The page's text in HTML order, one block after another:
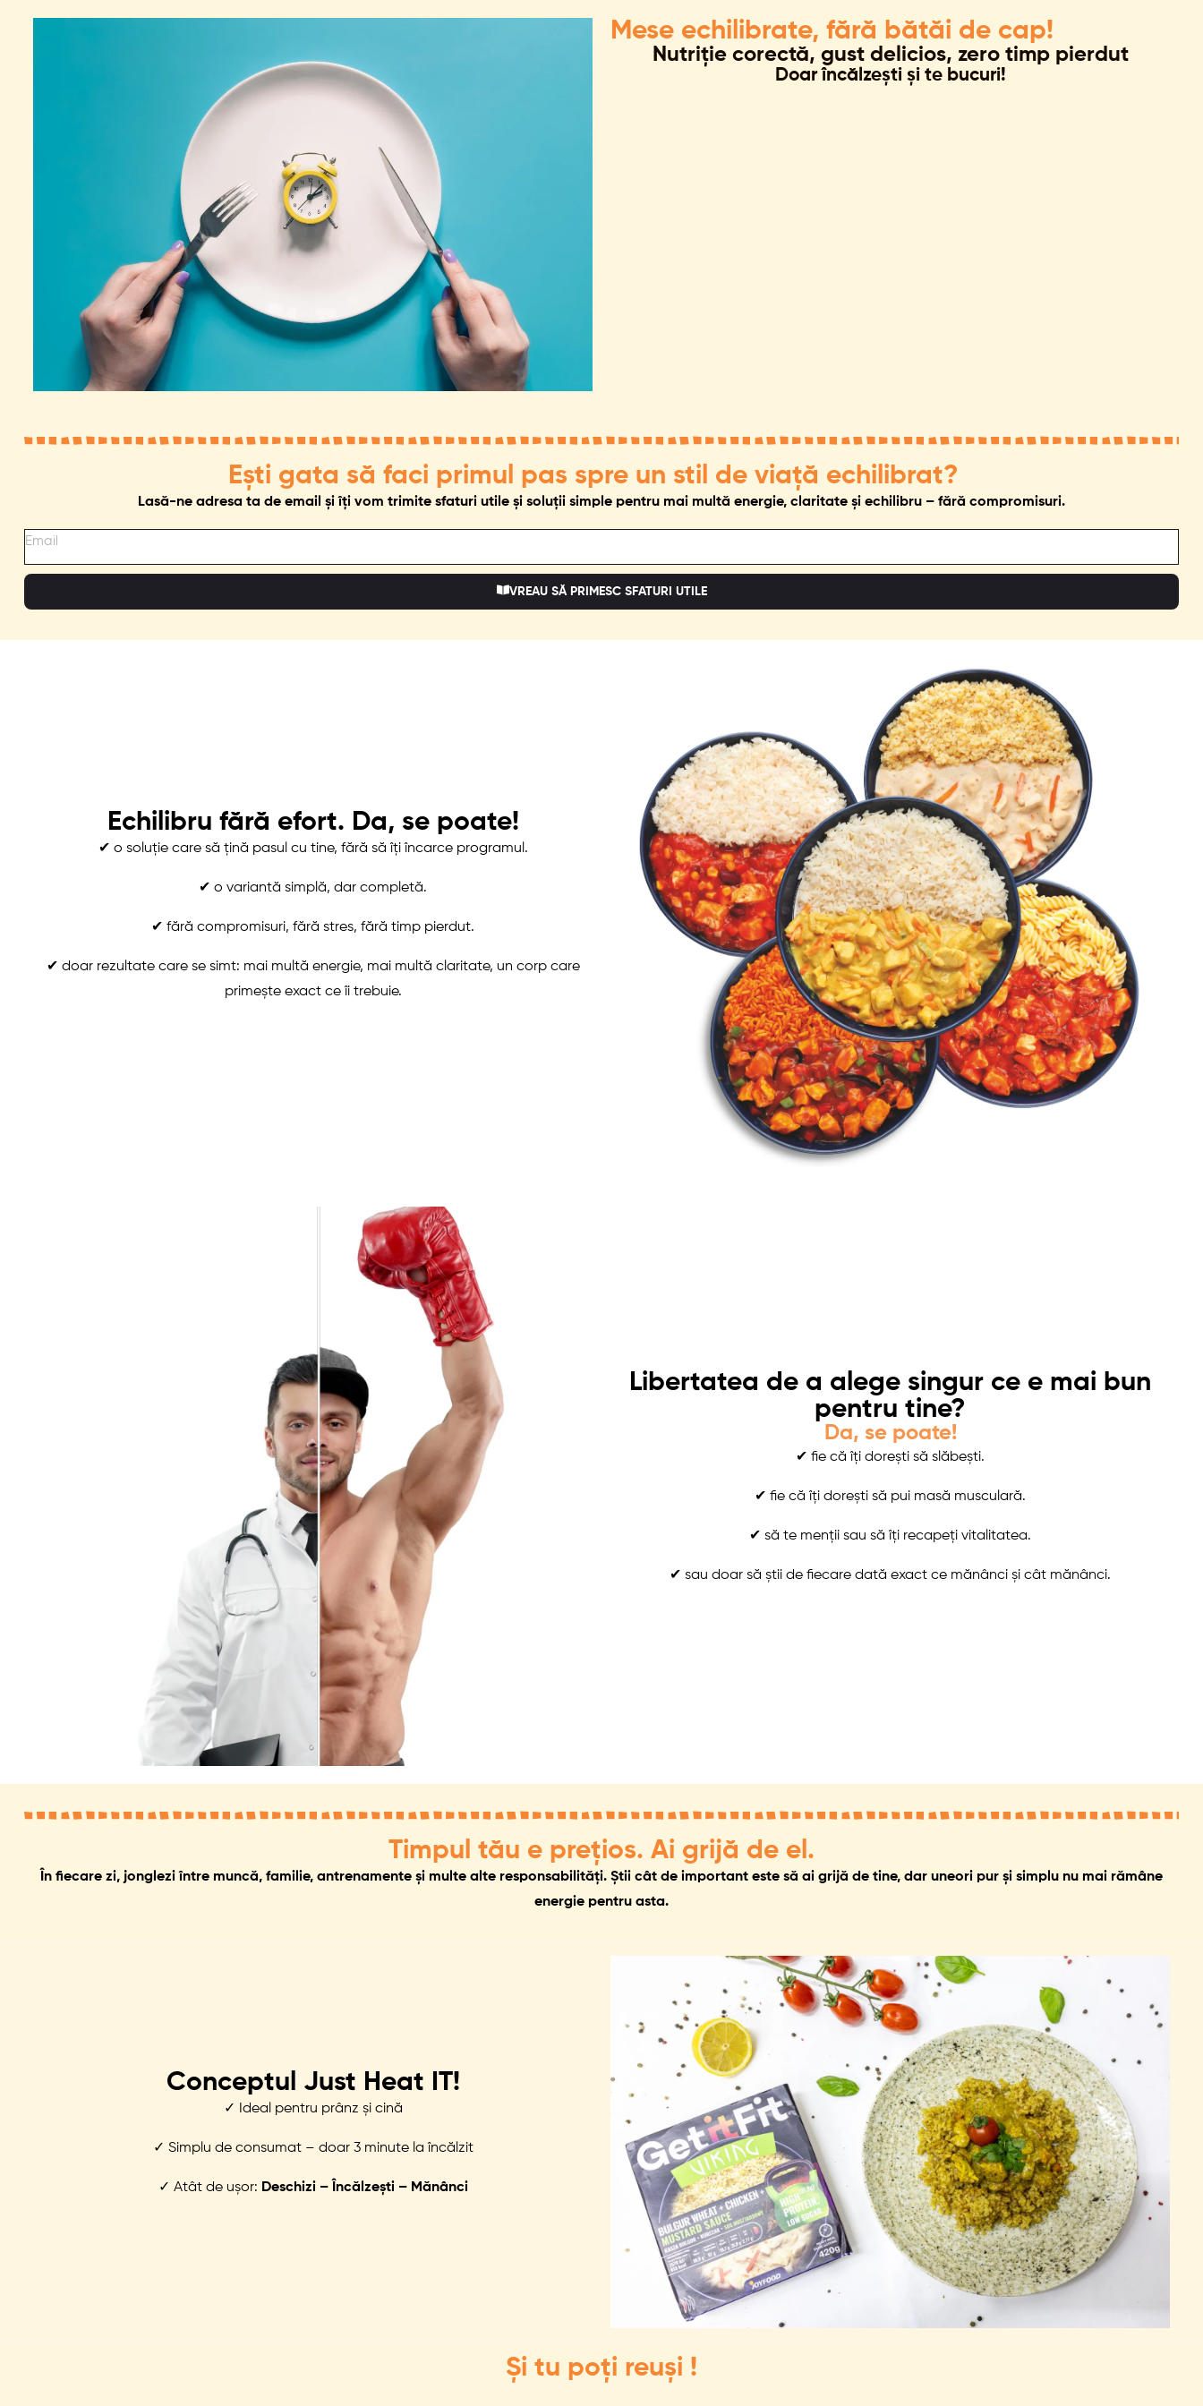
Mese echilibrate, fără bătăi de cap!
Nutriție corectă, gust delicios, zero timp pierdut
Doar încălzești și te bucuri!
Ești gata să faci primul pas spre un stil de viață echilibrat?
Lasă-ne adresa ta de email și îți vom trimite sfaturi utile și soluții simple pentru mai multă energie, claritate și echilibru – fără compromisuri.
VREAU SĂ PRIMESC SFATURI UTILE
Echilibru fără efort. Da, se poate!
✔ o soluție care să țină pasul cu tine, fără să îți încarce programul.
✔ o variantă simplă, dar completă.
✔ fără compromisuri, fără stres, fără timp pierdut.
✔ doar rezultate care se simt: mai multă energie, mai multă claritate, un corp care
primește exact ce îi trebuie.
Libertatea de a alege singur ce e mai bun
pentru tine?
Da, se poate!
✔ fie că îți dorești să slăbești.
✔ fie că îți dorești să pui masă musculară.
✔ să te menții sau să îți recapeți vitalitatea.
✔ sau doar să știi de fiecare dată exact ce mănânci și cât mănânci.
Timpul tău e prețios. Ai grijă de el.
În fiecare zi, jonglezi între muncă, familie, antrenamente și multe alte responsabilități. Știi cât de important este să ai grijă de tine, dar uneori pur și simplu nu mai rămâne
energie pentru asta.
Conceptul Just Heat IT!
✓ Ideal pentru prânz și cină
✓ Simplu de consumat – doar 3 minute la încălzit
✓ Atât de ușor: Deschizi – Încălzești – Mănânci
Și tu poți reuși !